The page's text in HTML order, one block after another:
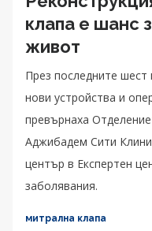
клапа е шанс
живот
През последните
нови устройства и
превърнаха
Аджибадем Сити
център в Експертен
заболявания.
митрална клапа